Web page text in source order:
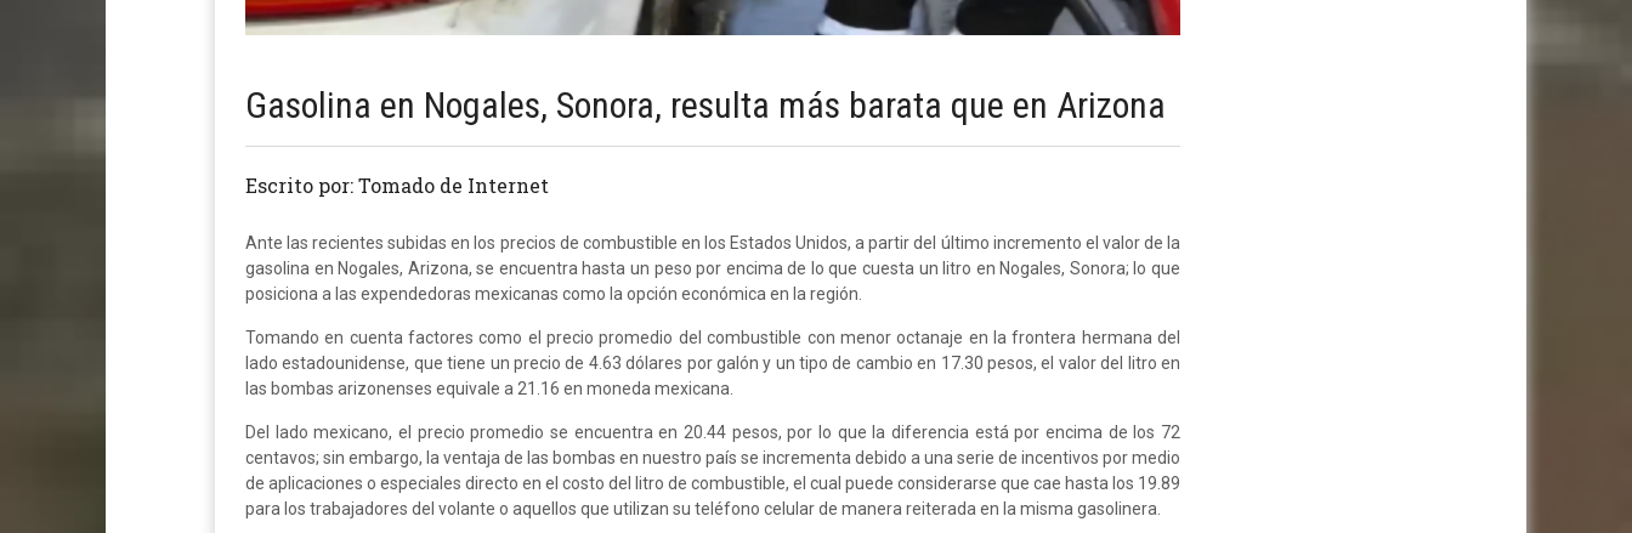
Gasolina en Nogales, Sonora, resulta más barata que en Arizona
Escrito por: Tomado de Internet
Ante las recientes subidas en los precios de combustible en los Estados Unidos, a partir del último incremento el valor de la
gasolina en Nogales, Arizona, se encuentra hasta un peso por encima de lo que cuesta un litro en Nogales, Sonora; lo que
posiciona a las expendedoras mexicanas como la opción económica en la región.
Tomando en cuenta factores como el precio promedio del combustible con menor octanaje en la frontera hermana del
lado estadounidense, que tiene un precio de 4.63 dólares por galón y un tipo de cambio en 17.30 pesos, el valor del litro en
las bombas arizonenses equivale a 21.16 en moneda mexicana.
Del lado mexicano, el precio promedio se encuentra en 20.44 pesos, por lo que la diferencia está por encima de los 72
centavos; sin embargo, la ventaja de las bombas en nuestro país se incrementa debido a una serie de incentivos por medio
de aplicaciones o especiales directo en el costo del litro de combustible, el cual puede considerarse que cae hasta los 19.89
para los trabajadores del volante o aquellos que utilizan su teléfono celular de manera reiterada en la misma gasolinera.